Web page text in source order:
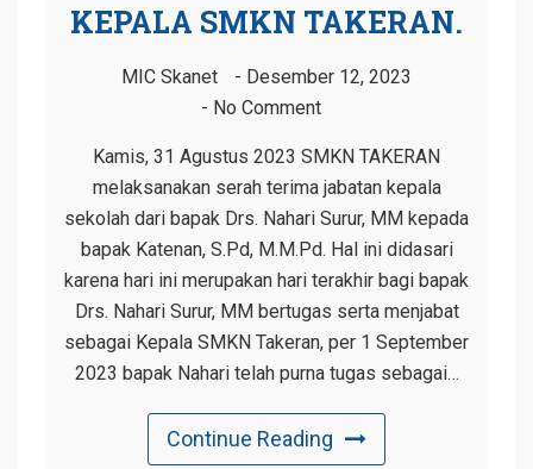
KEPALA SMKN TAKERAN.
MIC Skanet
Desember 12, 2023
No Comment
Kamis, 31 Agustus 2023 SMKN TAKERAN
melaksanakan serah terima jabatan kepala
sekolah dari bapak Drs. Nahari Surur, MM kepada
bapak Katenan, S.Pd, M.M.Pd. Hal ini didasari
karena hari ini merupakan hari terakhir bagi bapak
Drs. Nahari Surur, MM bertugas serta menjabat
sebagai Kepala SMKN Takeran, per 1 September
2023 bapak Nahari telah purna tugas sebagai…
Continue Reading